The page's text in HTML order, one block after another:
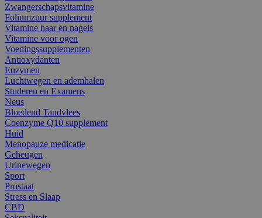
Zwangerschapsvitamine
Foliumzuur supplement
Vitamine haar en nagels
Vitamine voor ogen
Voedingssupplementen
Antioxydanten
Enzymen
Luchtwegen en ademhalen
Studeren en Examens
Neus
Bloedend Tandvlees
Coenzyme Q10 supplement
Huid
Menopauze medicatie
Geheugen
Urinewegen
Sport
Prostaat
Stress en Slaap
CBD